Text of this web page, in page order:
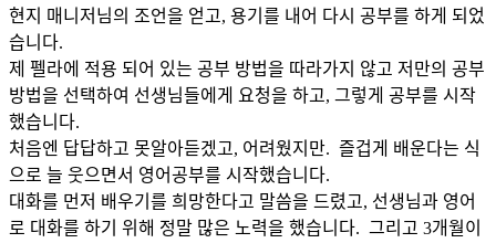
현지 매니저님의 조언을 얻고, 용기를 내어 다시 공부를 하게 되었
습니다.
제 펠라에 적용 되어 있는 공부 방법을 따라가지 않고 저만의 공부
방법을 선택하여 선생님들에게 요청을 하고, 그렇게 공부를 시작
했습니다.
처음엔 답답하고 못알아듣겠고, 어려웠지만. 즐겁게 배운다는 식
으로 늘 웃으면서 영어공부를 시작했습니다.
대화를 먼저 배우기를 희망한다고 말씀을 드렸고, 선생님과 영어
로 대화를 하기 위해 정말 많은 노력을 했습니다. 그리고 3개월이